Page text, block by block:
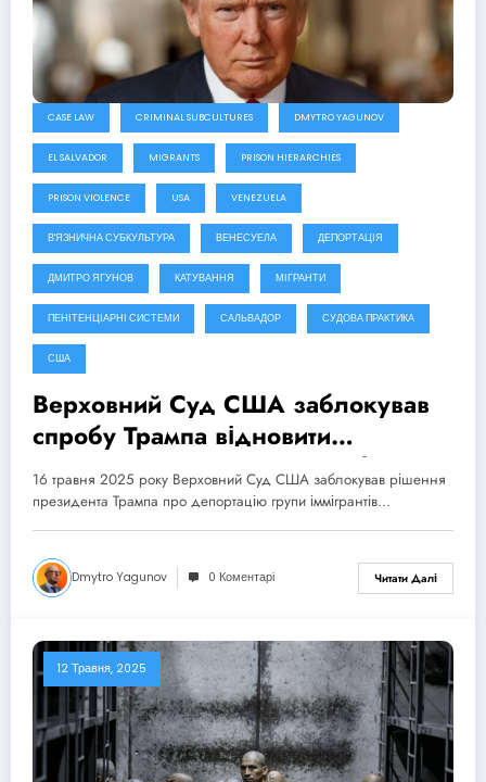
CASE LAW CRIMINAL SUBCULTURES DMYTRO YAGUNOV
EL SALVADOR MIGRANTS PRISON HIERARCHIES
PRISON VIOLENCE USA VENEZUELA
В'ЯЗНИЧНА СУБКУЛЬТУРА ВЕНЕСУЕЛА ДЕПОРТАЦІЯ
ДМИТРО ЯГУНОВ КАТУВАННЯ МІГРАНТИ
ПЕНІТЕНЦІАРНІ СИСТЕМИ САЛЬВАДОР СУДОВА ПРАКТИКА
США
Верховний Суд США заблокував
спробу Трампа відновити
депортації відповідно до Alien
Enemies Act of 1798
16 травня 2025 року Верховний Cуд США заблокував рішення
президента Трампа про депортацію групи іммігрантів…
Dmytro Yagunov 0 Коментарі Читати Далі
12 Травня, 2025